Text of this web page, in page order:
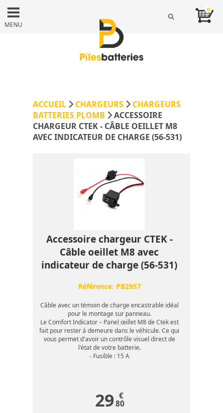
MENU
0
ACCUEIL CHARGEURS
CHARGEURS
BATTERIES PLOMB
ACCESSOIRE
CHARGEUR CTEK - CÂBLE OEILLET M8
AVEC INDICATEUR DE CHARGE (56-531)
Accessoire chargeur CTEK -
Câble oeillet M8 avec
indicateur de charge (56-531)
Référence: PB2957
Câble avec un témoin de charge encastrable idéal
pour le montage sur panneau.
Le Comfort Indicator – Panel œillet M8 de Ctek est
fait pour rester à demeure dans le véhicule. Ce qui
vous permet d'avoir un contrôle visuel direct de
l'état de votre batterie.
- Fusible : 15 A
29 €
80